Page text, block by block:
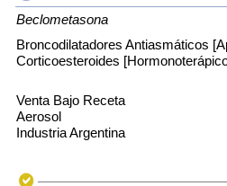
Beclometasona
Broncodilatadores Antiasmáticos
Corticoesteroides
Venta Bajo Receta
Aerosol
Industria Argentina